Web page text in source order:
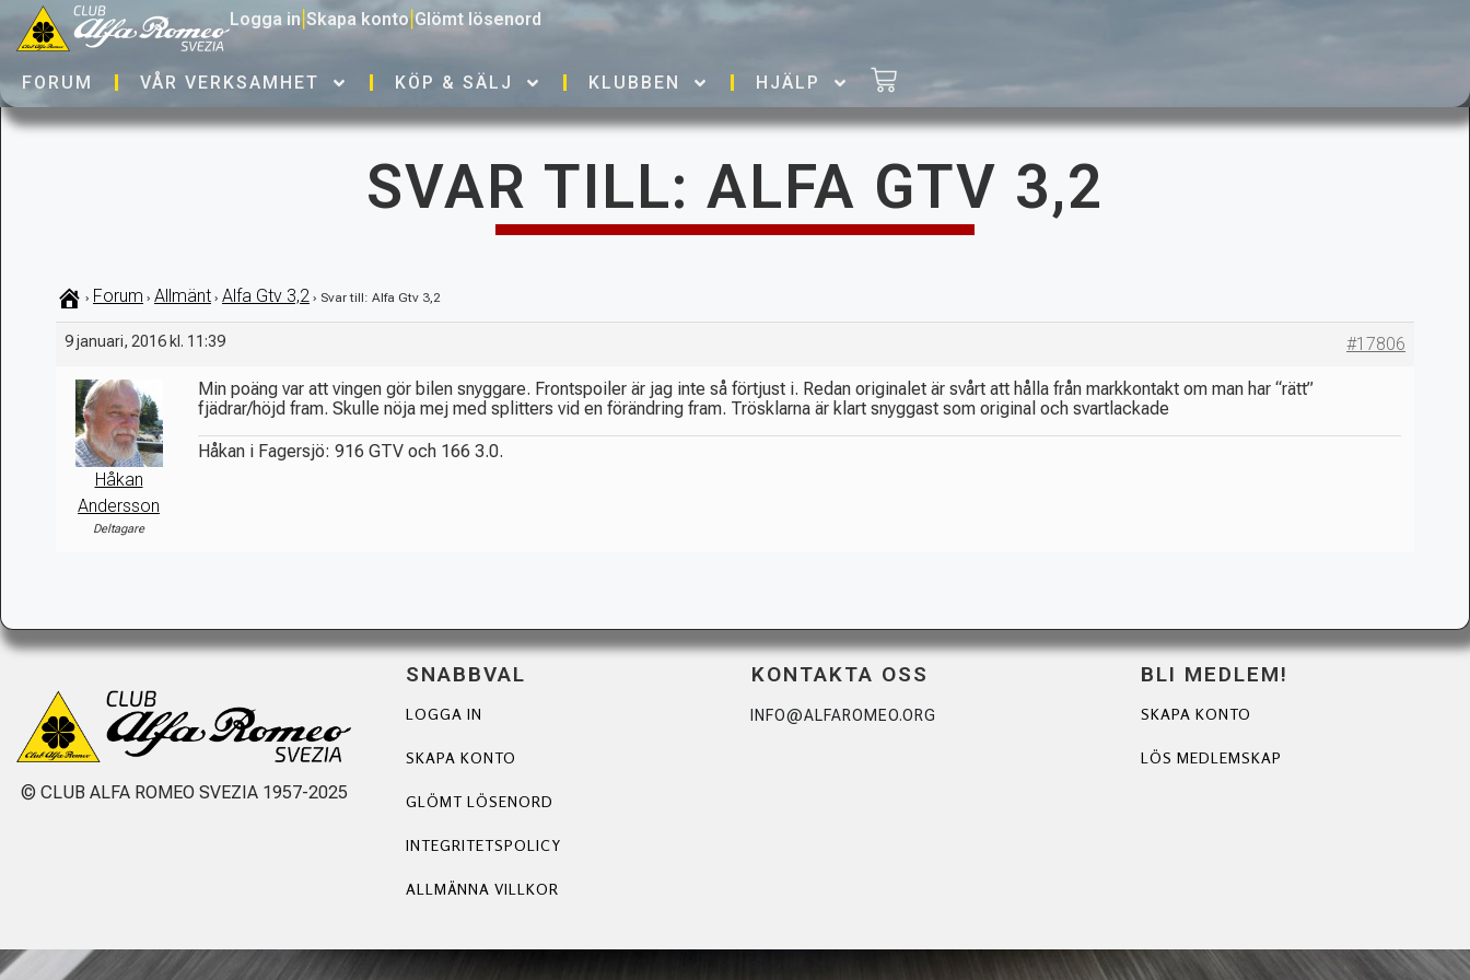
Logga in Skapa konto Glömt lösenord
FORUM VÅR VERKSAMHET KÖP & SÄLJ KLUBBEN HJÄLP
SVAR TILL: ALFA GTV 3,2
› Forum › Allmänt › Alfa Gtv 3,2 › Svar till: Alfa Gtv 3,2
9 januari, 2016 kl. 11:39 #17806
Håkan
Andersson
Deltagare
Min poäng var att vingen gör bilen snyggare. Frontspoiler är jag inte så förtjust i. Redan originalet är svårt att hålla från markkontakt om man har “rätt”
fjädrar/höjd fram. Skulle nöja mej med splitters vid en förändring fram. Trösklarna är klart snyggast som original och svartlackade
Håkan i Fagersjö: 916 GTV och 166 3.0.
© CLUB ALFA ROMEO SVEZIA 1957-2025
SNABBVAL
LOGGA IN
SKAPA KONTO
GLÖMT LÖSENORD
INTEGRITETSPOLICY
ALLMÄNNA VILLKOR
KONTAKTA OSS
INFO@ALFAROMEO.ORG
BLI MEDLEM!
SKAPA KONTO
LÖS MEDLEMSKAP